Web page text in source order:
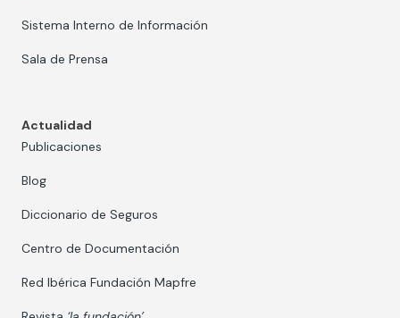
Sistema Interno de Información
Sala de Prensa
Actualidad
Publicaciones
Blog
Diccionario de Seguros
Centro de Documentación
Red Ibérica Fundación Mapfre